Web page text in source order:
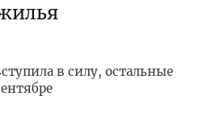
в силу, остальные